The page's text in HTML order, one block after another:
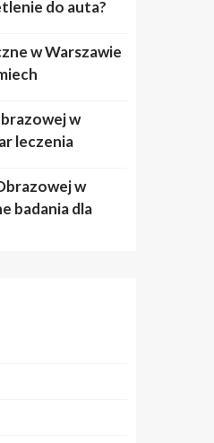
do auta?
w Warszawie
w
leczenia
w
badania dla